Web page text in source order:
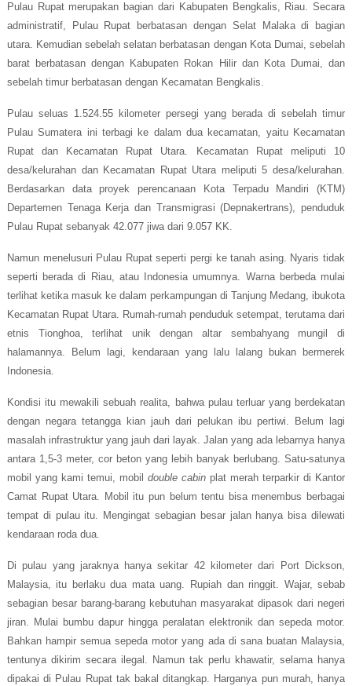
Pulau Rupat merupakan bagian dari Kabupaten Bengkalis, Riau. Secara
administratif, Pulau Rupat berbatasan dengan Selat Malaka di bagian
utara. Kemudian sebelah selatan berbatasan dengan Kota Dumai, sebelah
barat berbatasan dengan Kabupaten Rokan Hilir dan Kota Dumai, dan
sebelah timur berbatasan dengan Kecamatan Bengkalis.
Pulau seluas 1.524.55 kilometer persegi yang berada di sebelah timur
Pulau Sumatera ini terbagi ke dalam dua kecamatan, yaitu Kecamatan
Rupat dan Kecamatan Rupat Utara.
Kecamatan Rupat meliputi 10
desa/kelurahan dan Kecamatan Rupat Utara meliputi 5 desa/kelurahan.
Berdasarkan data proyek perencanaan Kota Terpadu Mandiri (KTM)
Departemen Tenaga Kerja dan Transmigrasi (Depnakertrans), penduduk
Pulau Rupat sebanyak 42.077 jiwa dari 9.057 KK.
Namun menelusuri Pulau Rupat seperti pergi ke tanah asing. Nyaris tidak
seperti berada di Riau, atau Indonesia umumnya. Warna berbeda mulai
terlihat ketika masuk ke dalam perkampungan di Tanjung Medang, ibukota
Kecamatan Rupat Utara. Rumah-rumah penduduk setempat, terutama dari
etnis Tionghoa, terlihat unik dengan altar sembahyang mungil di
halamannya. Belum lagi, kendaraan yang lalu lalang bukan bermerek
Indonesia.
Kondisi itu mewakili sebuah realita, bahwa pulau terluar yang berdekatan
dengan negara tetangga kian jauh dari pelukan ibu pertiwi. Belum lagi
masalah infrastruktur yang jauh dari layak. Jalan yang ada lebarnya hanya
antara 1,5-3 meter, cor beton yang lebih banyak berlubang. Satu-satunya
mobil yangkami temui, mobildouble cabin plat merah terparkir di Kantor
Camat Rupat Utara. Mobil itu pun belum tentu bisa menembus berbagai
tempat di pulau itu. Mengingat sebagian besar jalan hanya bisa dilewati
kendaraan roda dua.
Di pulau yang jaraknya hanya sekitar 42 kilometer dari Port Dickson,
Malaysia, itu berlaku dua mata uang. Rupiah dan ringgit. Wajar, sebab
sebagian besar barang-barang kebutuhan masyarakat dipasok dari negeri
jiran. Mulai bumbu dapur hingga peralatan elektronik dan sepeda motor.
Bahkan hampir semua sepeda motor yang ada di sana buatan Malaysia,
tentunya dikirim secara ilegal. Namun tak perlu khawatir, selama hanya
dipakai di Pulau Rupat tak bakal ditangkap. Harganya pun murah, hanya